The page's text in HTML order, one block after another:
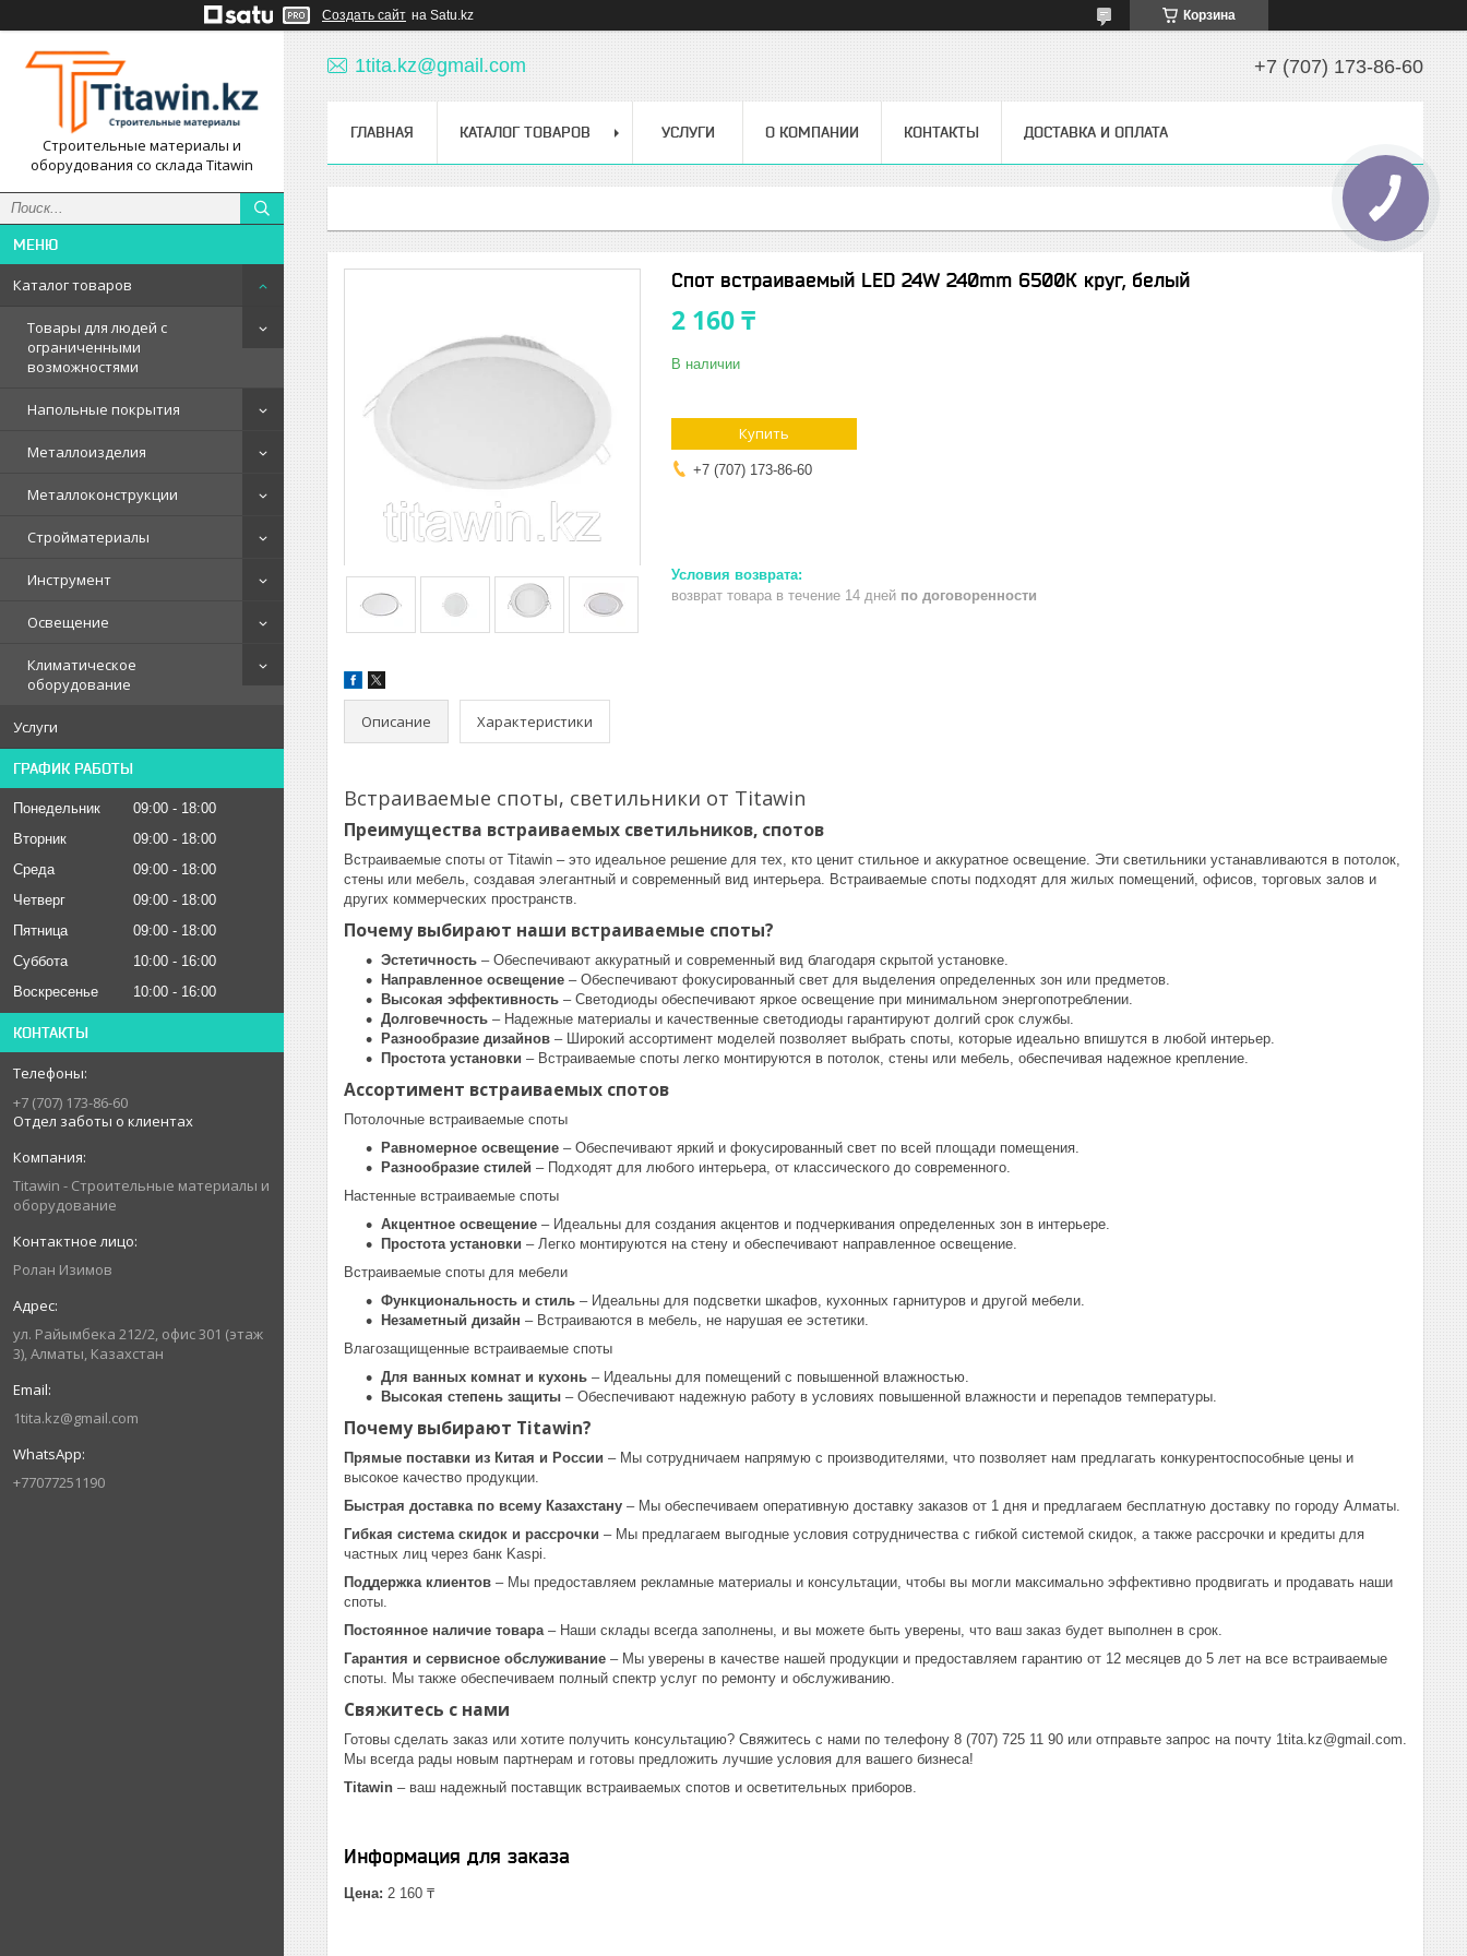
Создать сайт на Satu.kz Корзина
Строительные материалы и
оборудования со склада Titawin
Каталог товаров
Товары для людей с
ограниченными
возможностями
Напольные покрытия
Металлоизделия
Металлоконструкции
Стройматериалы
Инструмент
Освещение
Климатическое
оборудование
Услуги
ГРАФИК РАБОТЫ
Понедельник 09:00
18:00
Вторник
09:00
18:00
Среда
09:00
18:00
Четверг
09:00
18:00
Пятница
09:00
18:00
Суббота
10:00
16:00
Воскресенье
10:00 16:00
КОНТАКТЫ
+7 (707) 173-86-60
Отдел заботы о клиентах
Titawin - Строительные материалы и
оборудование
Ролан Изимов
ул. Райымбека 212/2, офис 301 (этаж
3), Алматы, Казахстан
1tita.kz@gmail.com
+77077251190
1tita.kz@gmail.com +7 (707) 173-86-60
ГЛАВНАЯ КАТАЛОГ ТОВАРОВ УСЛУГИ О КОМПАНИИ КОНТАКТЫ ДОСТАВКА И ОПЛАТА
Спот встраиваемый LED 24W 240mm 6500К круг, белый
2 160 ₸
В наличии
Купить
+7 (707) 173-86-60
возврат товара в течение 14 дней по договоренности
Описание Характеристики
Встраиваемые споты, светильники от Titawin
Преимущества встраиваемых светильников, спотов
Встраиваемые споты от Titawin – это идеальное решение для тех, кто ценит стильное и аккуратное освещение. Эти светильники устанавливаются в потолок,
стены или мебель, создавая элегантный и современный вид интерьера. Встраиваемые споты подходят для жилых помещений, офисов, торговых залов и
других коммерческих пространств.
Почему выбирают наши встраиваемые споты?
Эстетичность – Обеспечивают аккуратный и современный вид благодаря скрытой установке.
Направленное освещение – Обеспечивают фокусированный свет для выделения определенных зон или предметов.
Высокая эффективность – Светодиоды обеспечивают яркое освещение при минимальном энергопотреблении.
Долговечность – Надежные материалы и качественные светодиоды гарантируют долгий срок службы.
Разнообразие дизайнов – Широкий ассортимент моделей позволяет выбрать споты, которые идеально впишутся в любой интерьер.
Простота установки – Встраиваемые споты легко монтируются в потолок, стены или мебель, обеспечивая надежное крепление.
Ассортимент встраиваемых спотов
Потолочные встраиваемые споты
Равномерное освещение – Обеспечивают яркий и фокусированный свет по всей площади помещения.
Разнообразие стилей – Подходят для любого интерьера, от классического до современного.
Настенные встраиваемые споты
Акцентное освещение – Идеальны для создания акцентов и подчеркивания определенных зон в интерьере.
Простота установки – Легко монтируются на стену и обеспечивают направленное освещение.
Встраиваемые споты для мебели
Функциональность и стиль – Идеальны для подсветки шкафов, кухонных гарнитуров и другой мебели.
Незаметный дизайн – Встраиваются в мебель, не нарушая ее эстетики.
Влагозащищенные встраиваемые споты
Для ванных комнат и кухонь – Идеальны для помещений с повышенной влажностью.
Высокая степень защиты – Обеспечивают надежную работу в условиях повышенной влажности и перепадов температуры.
Почему выбирают Titawin?
Прямые поставки из Китая и России – Мы сотрудничаем напрямую с производителями, что позволяет нам предлагать конкурентоспособные цены и
высокое качество продукции.
Быстрая доставка по всему Казахстану – Мы обеспечиваем оперативную доставку заказов от 1 дня и предлагаем бесплатную доставку по городу Алматы.
Гибкая система скидок и рассрочки – Мы предлагаем выгодные условия сотрудничества с гибкой системой скидок, а также рассрочки и кредиты для
частных лиц через банк Kaspi.
Поддержка клиентов – Мы предоставляем рекламные материалы и консультации, чтобы вы могли максимально эффективно продвигать и продавать наши
споты.
Постоянное наличие товара– Наши склады всегда заполнены, и вы можете быть уверены, что ваш заказ будет выполнен в срок.
Гарантия и сервисное обслуживание – Мы уверены в качестве нашей продукции и предоставляем гарантию от 12 месяцев до 5 лет на все встраиваемые
споты. Мы также обеспечиваем полный спектр услуг по ремонту и обслуживанию.
Свяжитесь с нами
Готовы сделать заказ или хотите получить консультацию? Свяжитесь с нами по телефону 8 (707) 725 11 90 или отправьте запрос на почту 1tita.kz@gmail.com.
Мы всегда рады новым партнерам и готовы предложить лучшие условия для вашего бизнеса!
Titawin – ваш надежный поставщик встраиваемых спотов и осветительных приборов.
Информация для заказа
Цена: 2 160 ₸